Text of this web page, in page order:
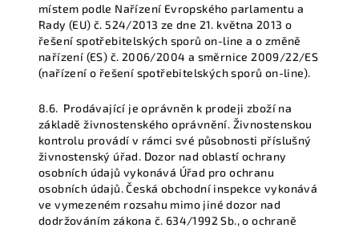
místem podle Nařízení Evropského parlamentu a
Rady (EU) č. 524/2013 ze dne 21. května 2013 o
řešení spotřebitelských sporů on-line a o změně
nařízení (ES) č. 2006/2004 a směrnice 2009/22/ES
(nařízení o řešení spotřebitelských sporů on-line).
8.6. Prodávající je oprávněn k prodeji zboží na
základě živnostenského oprávnění. Živnostenskou
kontrolu provádí v rámci své působnosti příslušný
živnostenský úřad. Dozor nad oblastí ochrany
osobních údajů vykonává Úřad pro ochranu
osobních údajů. Česká obchodní inspekce vykonává
ve vymezeném rozsahu mimo jiné dozor nad
dodržováním zákona č. 634/1992 Sb., o ochraně